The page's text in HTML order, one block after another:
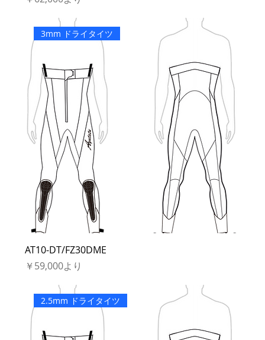
3mm ドライタイツ
AT10-DT/FZ30DME
￥59,000より
セール価格
2.5mm ドライタイツ